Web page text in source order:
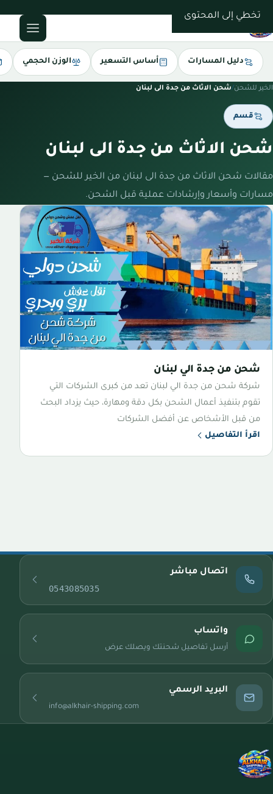
تخطي إلى المحتوى
دليل المسارات أساس التسعير الوزن الحجمي
الخير للشحن/شحن الاثاث من جدة الى لبنان
قسم
شحن الاثاث من جدة الى لبنان
مقالات شحن الاثاث من جدة الى لبنان من الخير للشحن —
مسارات وأسعار وإرشادات عملية قبل الشحن.
شحن من جدة الي لبنان
شركة شحن من جدة الي لبنان تعد من كبرى الشركات التي
تقوم بتنفيذ أعمال الشحن بكل دقة ومهارة، حيث يزداد البحث
من قبل الأشخاص عن أفضل الشركات
اقرأ التفاصيل
اتصال مباشر
0543085035
واتساب
أرسل تفاصيل شحنتك ويصلك عرض
البريد الرسمي
info@alkhair-shipping.com